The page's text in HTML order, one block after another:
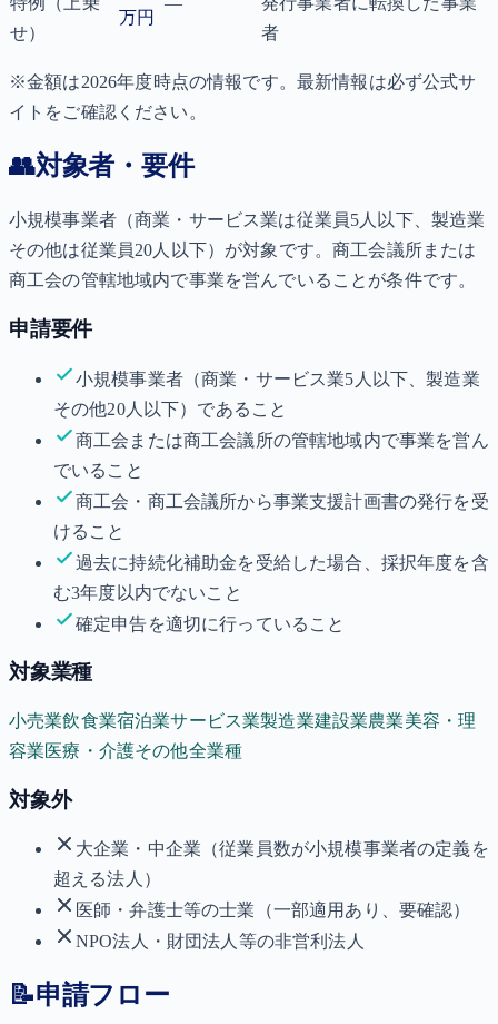
せ）
万円
者
※金額は2026年度時点の情報です。最新情報は必ず公式サ
イトをご確認ください。
👥対象者・要件
小規模事業者（商業・サービス業は従業員5人以下、製造業
その他は従業員20人以下）が対象です。商工会議所または
商工会の管轄地域内で事業を営んでいることが条件です。
申請要件
小規模事業者（商業・サービス業5人以下、製造業
その他20人以下）であること
商工会または商工会議所の管轄地域内で事業を営ん
でいること
商工会・商工会議所から事業支援計画書の発行を受
けること
過去に持続化補助金を受給した場合、採択年度を含
む3年度以内でないこと
確定申告を適切に行っていること
対象業種
小売業飲食業宿泊業サービス業製造業建設業農業美容・理
容業医療・介護その他全業種
対象外
大企業・中企業（従業員数が小規模事業者の定義を
超える法人）
医師・弁護士等の士業（一部適用あり、要確認）
NPO法人・財団法人等の非営利法人
📝申請フロー